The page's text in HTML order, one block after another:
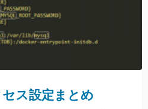
ス設定まとめ